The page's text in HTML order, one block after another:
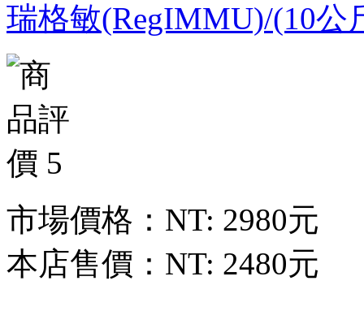
瑞格敏(RegIMMU)/(10公
市場價格： NT: 2980元
本店售價： NT: 2480元